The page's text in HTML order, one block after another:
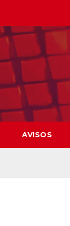
AVISOS